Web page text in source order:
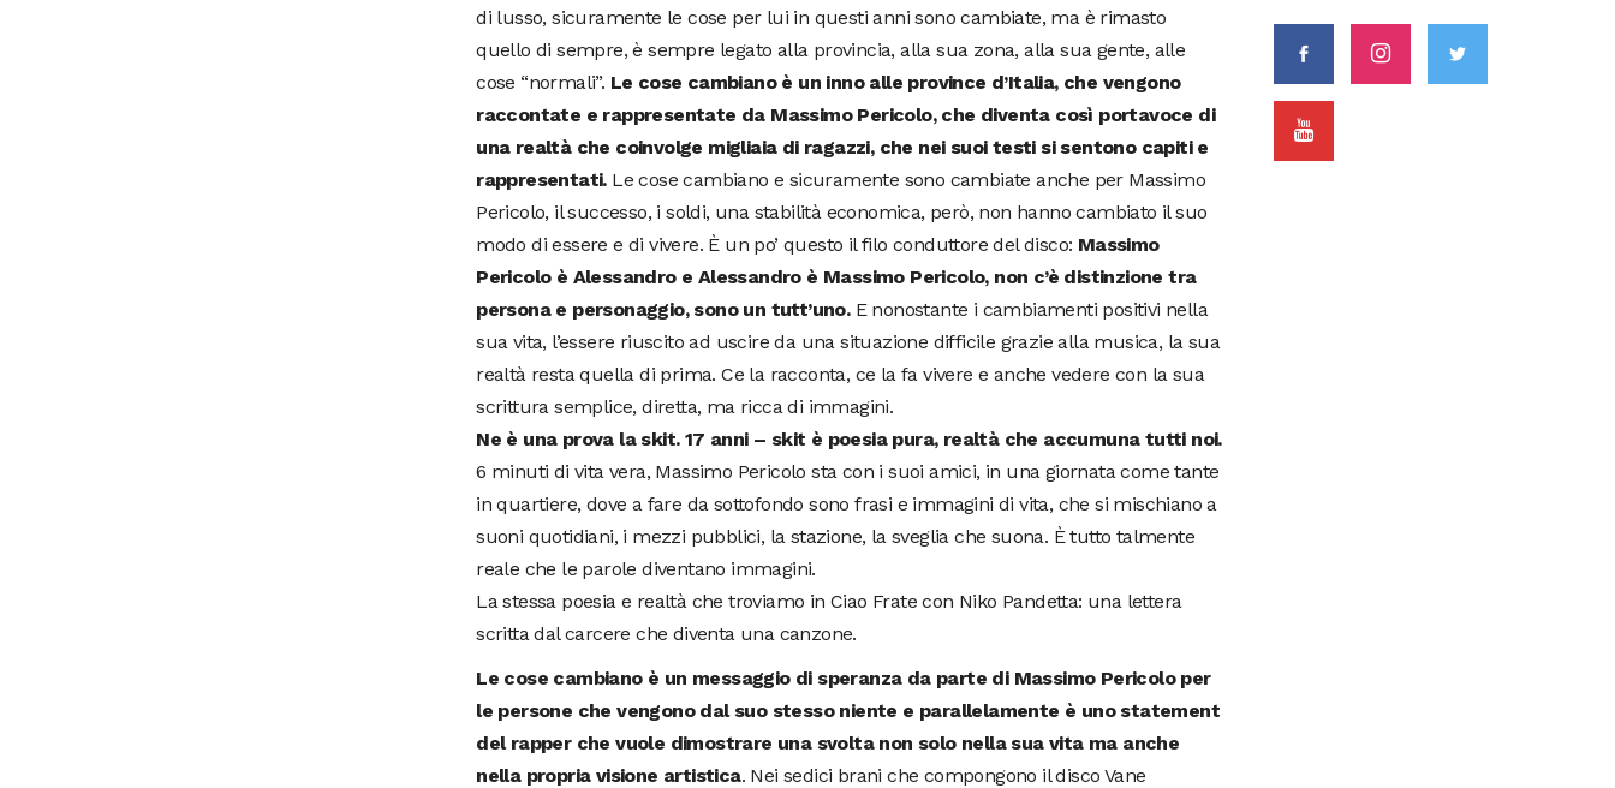
di lusso, sicuramente le cose per lui in questi anni sono cambiate, ma è rimasto
quello di sempre, è sempre legato alla provincia, alla sua zona, alla sua gente, alle
cose “normali”. Le cose cambiano è un inno alle province d’Italia, che vengono
raccontate e rappresentate da Massimo Pericolo, che diventa così portavoce di
una realtà che coinvolge migliaia di ragazzi, che nei suoi testi si sentono capiti e
rappresentati.Le cose cambiano e sicuramente sono cambiate anche per Massimo
Pericolo, il successo, i soldi, una stabilità economica, però, non hanno cambiato il suo
modo di essere e di vivere. È un po’ questo il filo conduttore del disco: Massimo
Pericolo è Alessandro e Alessandro è Massimo Pericolo, non c’è distinzione tra
persona e personaggio, sono un tutt’uno. E nonostante i cambiamenti positivi nella
sua vita, l’essere riuscito ad uscire da una situazione difficile grazie alla musica, la sua
realtà resta quella di prima. Ce la racconta, ce la fa vivere e anche vedere con la sua
scrittura semplice, diretta, ma ricca di immagini.
Ne è una prova la skit. 17 anni – skit è poesia pura, realtà che accumuna tutti noi.
6 minuti di vita vera, Massimo Pericolo sta con i suoi amici, in una giornata come tante
in quartiere, dove a fare da sottofondo sono frasi e immagini di vita, che si mischiano a
suoni quotidiani, i mezzi pubblici, la stazione, la sveglia che suona. È tutto talmente
reale che le parole diventano immagini.
La stessa poesia e realtà che troviamo in Ciao Frate con Niko Pandetta: una lettera
scritta dal carcere che diventa una canzone.
Le cose cambiano è un messaggio di speranza da parte di Massimo Pericolo per
le persone che vengono dal suo stesso niente e parallelamente è uno statement
del rapper che vuole dimostrare una svolta non solo nella sua vita ma anche
nella propria visione artistica. Nei sedici brani che compongono il disco Vane